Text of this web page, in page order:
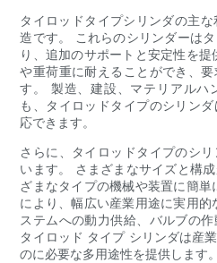
タイロッドタイプシリンダの主
造です。 これらのシリンダーは
り、追加のサポートと安定性を
や重荷重に耐えることができ、
す。 製造、建設、マテリアルハ
も、タイロッドタイプのシリン
応できます。
さらに、タイロッドタイプのシ
います。 さまざまなサイズと構
ざまなタイプの機械や装置に簡
により、幅広い産業用途に実用
ステムへの動力供給、バルブの作
タイロッド タイプ シリンダは産
のに必要な多用途性を提供します。